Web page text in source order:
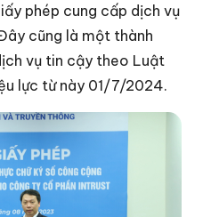
phép cung cấp dịch vụ
cũng là một thành
vụ tin cậy theo Luật
lực từ này 01/7/2024.